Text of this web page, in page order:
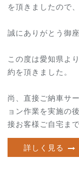
を頂きましたので
誠にありがとう御座
この度は愛知県よ
約を頂きました。
尚、直接ご納車サ
ョン作業を実施の
接お客様ご自宅ま
詳しく見る